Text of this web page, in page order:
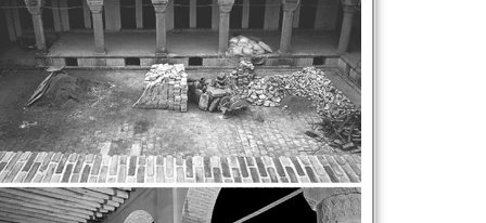
شماره واتس‌اپ : *